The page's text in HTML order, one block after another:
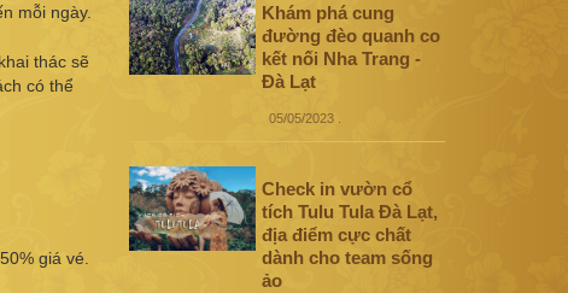
mỗi ngày.
thác sẽ
có thể
giá vé.
Khám phá cung
đường đèo quanh co
kết nối Nha Trang -
Đà Lạt
05/05/2023.
Check in vườn cổ
tích Tulu Tula Đà Lạt,
địa điểm cực chất
dành cho team sống
ảo